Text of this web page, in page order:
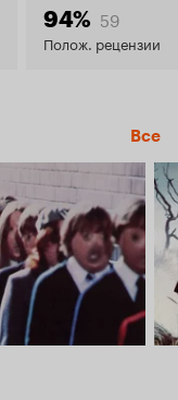
94% 59
Полож. рецензии
Все